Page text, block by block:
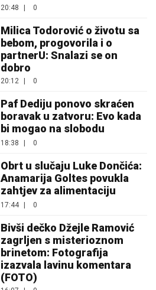
20:48 | 0
Milica Todorović o životu sa
bebom, progovorila i o
partnerU: Snalazi se on
dobro
20:12 | 0
Paf Dediju ponovo skraćen
boravak u zatvoru: Evo kada
bi mogao na slobodu
18:38 | 0
Obrt u slučaju Luke Dončića:
Anamarija Goltes povukla
zahtjev za alimentaciju
17:44 0
Bivši dečko Džejle Ramović
zagrljen s misterioznom
brinetom: Fotografija
izazvala lavinu komentara
(FOTO)